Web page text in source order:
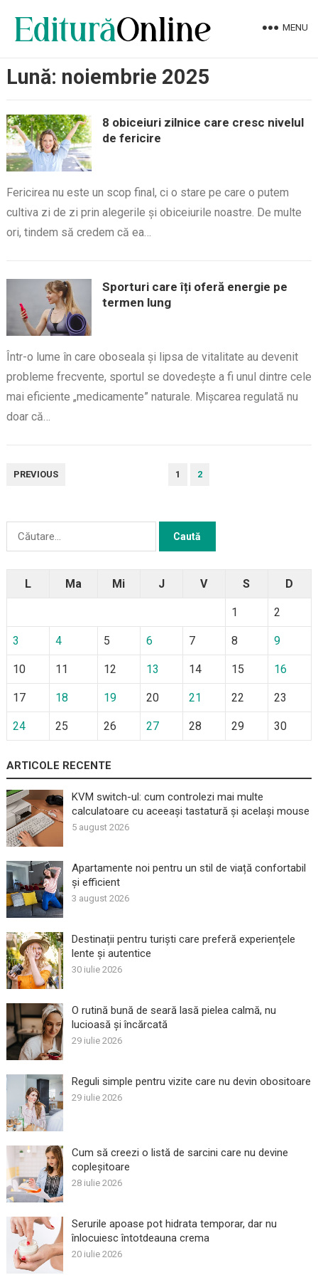
MENU
Lună: noiembrie 2025
8 obiceiuri zilnice care cresc nivelul
de fericire
Fericirea nu este un scop final, ci o stare pe care o putem
cultiva zi de zi prin alegerile și obiceiurile noastre. De multe
ori, tindem să credem că ea…
Sporturi care îți oferă energie pe
termen lung
Într-o lume în care oboseala și lipsa de vitalitate au devenit
probleme frecvente, sportul se dovedește a fi unul dintre cele
mai eficiente „medicamente” naturale. Mișcarea regulată nu
doar că…
PAGINAȚIE
PREVIOUS 1 2
Caută
L Ma Mi J V S D
1 2
3 4 5 6 7 8 9
10 11 12 13 14 15 16
17 18 19 20 21 22 23
24 25 26 27 28 29 30
ARTICOLE RECENTE
KVM switch-ul: cum controlezi mai multe
calculatoare cu aceeași tastatură și același mouse
5 august 2026
Apartamente noi pentru un stil de viață confortabil
și efficient
3 august 2026
Destinații pentru turiști care preferă experiențele
lente și autentice
30 iulie 2026
O rutină bună de seară lasă pielea calmă, nu
lucioasă și încărcată
29 iulie 2026
Reguli simple pentru vizite care nu devin obositoare
29 iulie 2026
Cum să creezi o listă de sarcini care nu devine
copleșitoare
28 iulie 2026
Serurile apoase pot hidrata temporar, dar nu
înlocuiesc întotdeauna crema
20 iulie 2026